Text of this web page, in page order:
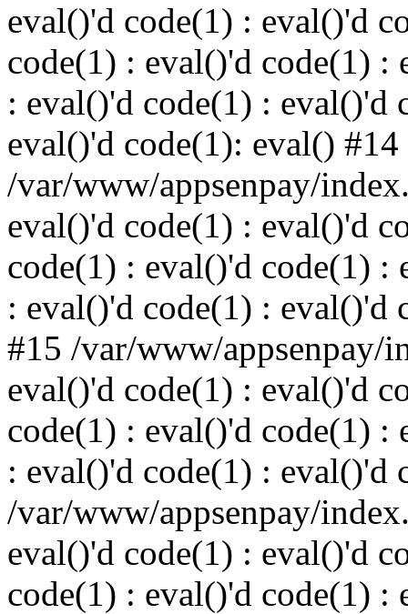
eval()'d code(1) : eval()'d
code(1) : eval()'d code(1) :
: eval()'d code(1) : eval()'d
eval()'d code(1): eval() #14
/var/www/appsenpay/
eval()'d code(1) : eval()'d
code(1) : eval()'d code(1) :
: eval()'d code(1) : eval()'d
#15 /var/www/appsenpay/
eval()'d code(1) : eval()'d
code(1) : eval()'d code(1) :
: eval()'d code(1) : eval()'d
/var/www/appsenpay/
eval()'d code(1) : eval()'d
code(1) : eval()'d code(1) :